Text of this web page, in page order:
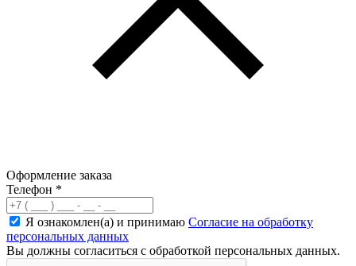
Оформление заказа
Телефон *
Я ознакомлен(а) и принимаю Согласие на обработку
персональных данных
Вы должны согласиться с обработкой персональных данных.